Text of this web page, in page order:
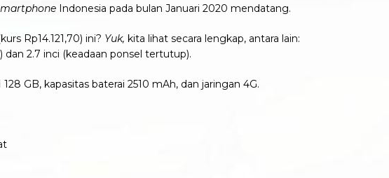
Indonesia pada bulan Januari 2020 mendatang.
Rp14.121,70) ini? Yuk, kita lihat secara lengkap, antara lain:
dan 2.7 inci (keadaan ponsel tertutup).
GB, kapasitas baterai 2510 mAh, dan jaringan 4G.